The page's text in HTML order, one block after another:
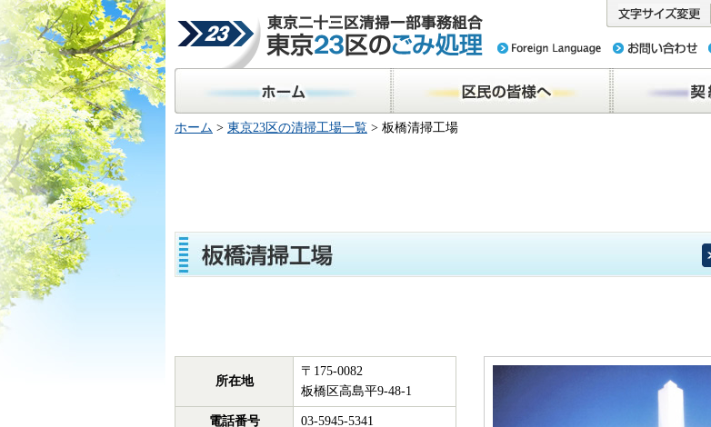
東京二十三区清掃一部事務組合 東京
23区のごみ処理
ホーム 区民の皆様へ 契約情報
ホーム > 東京23区の清掃工場一覧 > 板橋清掃工場
所在地
〒175-0082
板橋区高島平9-48-1
電話番号 03-5945-5341